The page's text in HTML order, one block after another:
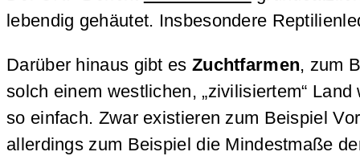
lebendig gehäutet. Insbesondere
Darüber hinaus gibt es Zuchtfarmen, zum
solch einem westlichen, „zivilisiertem“
so einfach. Zwar existieren zum Beispiel
allerdings zum Beispiel die Mindestmaße